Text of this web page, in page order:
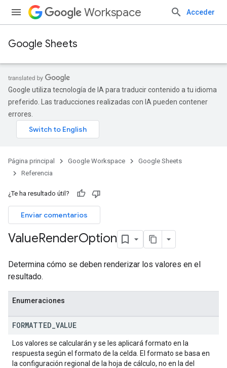
Workspace Acceder
Google Sheets
Google utiliza tecnología de IA para traducir contenido a tu idioma
preferido. Las traducciones realizadas con IA pueden contener
errores.
Página principal Google Workspace
Google Sheets
Referencia
¿Te ha resultado útil?
Enviar comentarios
ValueRenderOption
Determina cómo se deben renderizar los valores en el
resultado.
Enumeraciones
FORMATTED VALUE
Los valores se calcularán y se les aplicará formato en la
respuesta según el formato de la celda. El formato se basa en
la configuración regional de la hoja de cálculo, no en la del